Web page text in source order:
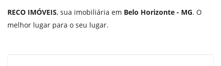
RECO IMÓVEIS, sua imobiliária em Belo Horizonte - MG. O
melhor lugar para o seu lugar.